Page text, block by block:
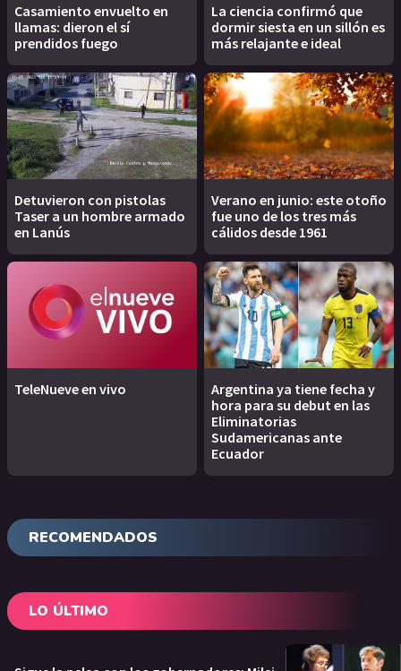
Casamiento envuelto en
llamas: dieron el sí
prendidos fuego
La ciencia confirmó que
dormir siesta en un sillón es
más relajante e ideal
Detuvieron con pistolas
Taser a un hombre armado
en Lanús
Verano en junio: este otoño
fue uno de los tres más
cálidos desde 1961
TeleNueve en vivo
Argentina ya tiene fecha y
hora para su debut en las
Eliminatorias
Sudamericanas ante
Ecuador
RECOMENDADOS
LO ÚLTIMO